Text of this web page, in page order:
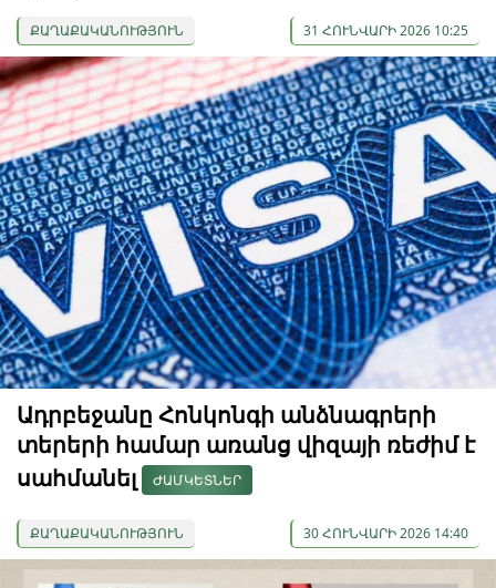
ՔԱՂԱՔԱԿԱՆՈՒԹՅՈՒՆ 31 ՀՈՒՆՎԱՐԻ 2026 10:25
Ադրբեջանը Հոնկոնգի անձնագրերի
տերերի համար առանց վիզայի ռեժիմ է
սահմանել
ԺԱՄԿԵՏՆԵՐ
ՔԱՂԱՔԱԿԱՆՈՒԹՅՈՒՆ 30 ՀՈՒՆՎԱՐԻ 2026 14:40